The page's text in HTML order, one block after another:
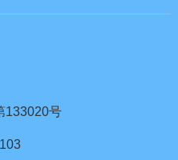
133020号